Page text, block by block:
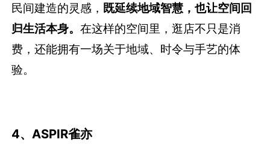
民间建造的灵感， 既延续地域智慧，也让空间回
归生活本身。在这样的空间里，逛店不只是消
费，还能拥有一场关于地域、时令与手艺的体
验。
4、ASPIR雀亦